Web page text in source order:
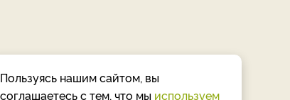
Пользуясь нашим сайтом, вы
соглашаетесь с тем, что мы используем